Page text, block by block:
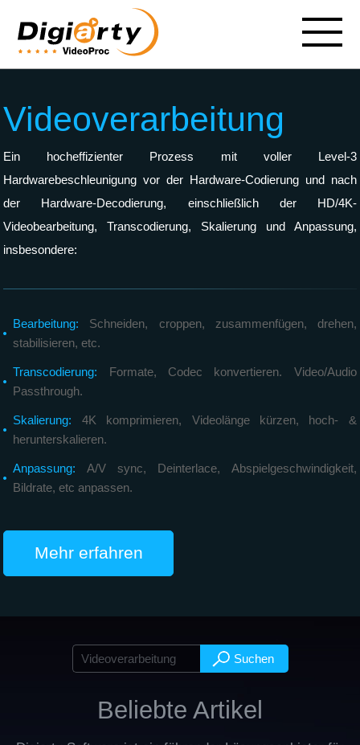
Videoverarbeitung
Ein hocheffizienter Prozess mit voller Level-3
Hardwarebeschleunigung vor der Hardware-Codierung und nach
der Hardware-Decodierung, einschließlich der HD/4K-
Videobearbeitung, Transcodierung, Skalierung und Anpassung,
insbesondere:
Bearbeitung: Schneiden, croppen, zusammenfügen, drehen,
stabilisieren, etc.
Transcodierung: Formate, Codec konvertieren. Video/Audio
Passthrough.
Skalierung: 4K komprimieren, Videolänge kürzen, hoch- &
herunterskalieren.
Anpassung: A/V sync, Deinterlace, Abspielgeschwindigkeit,
Bildrate, etc anpassen.
Mehr erfahren
Beliebte Artikel